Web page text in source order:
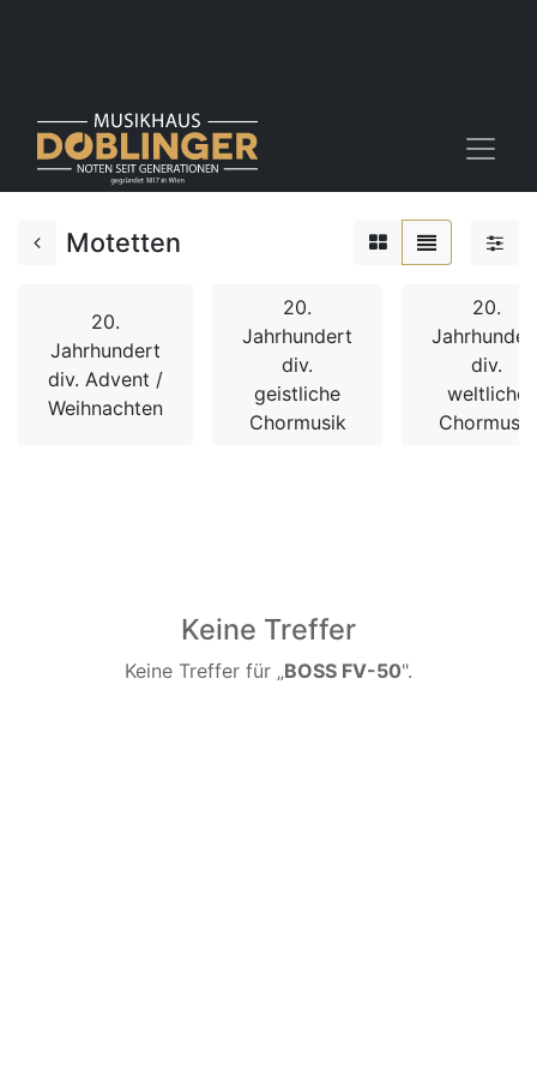
Motetten
20.
Jahrhundert
div. Advent /
Weihnachten
20.
Jahrhundert
div.
geistliche
Chormusik
20.
div.
weltliche
Chormusik
Keine Treffer
Keine Treffer für „BOSS FV-50".